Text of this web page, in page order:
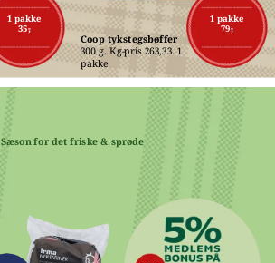
1 pakke
35,-
1 pakke
79,-
Coop tykstegsbøffer
300 g. Kg-pris 263,33. 1
pakke
Sæson for det friske & sprøde